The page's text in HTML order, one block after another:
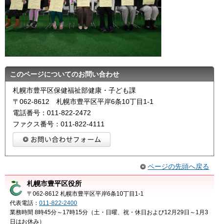
このページについてのお問い合わせ
札幌市豊平区保健福祉部健康・子ども課
〒062-8612 札幌市豊平区平岸6条10丁目1-1
電話番号：011-822-2472
ファクス番号：011-822-4111
ページの先頭へ戻る
札幌市豊平区役所
〒062-8612 札幌市豊平区平岸6条10丁目1-1
代表電話： 011-822-2400
業務時間 8時45分～17時15分（土・日曜、祝・休日および12月29日～1月3
日はお休み）